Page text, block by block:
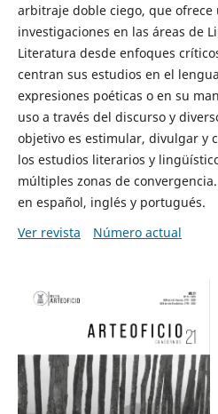
arbitraje doble ciego, que ofrece
investigaciones en las áreas de
Literatura desde enfoques
centran sus estudios en el
expresiones poéticas o en su
uso a través del discurso y
objetivo es estimular, divulgar y
los estudios literarios y
múltiples zonas de
en español, inglés y portugués.
Ver revista
Número actual